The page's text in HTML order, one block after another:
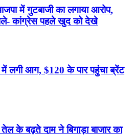
में गुटबाजी का लगाया आरोप,
कांग्रेस पहले खुद को देखे
लगी आग, $120 के पार पहुंचा ब्रेंट
के बढ़ते दाम ने बिगाड़ा बाजार का